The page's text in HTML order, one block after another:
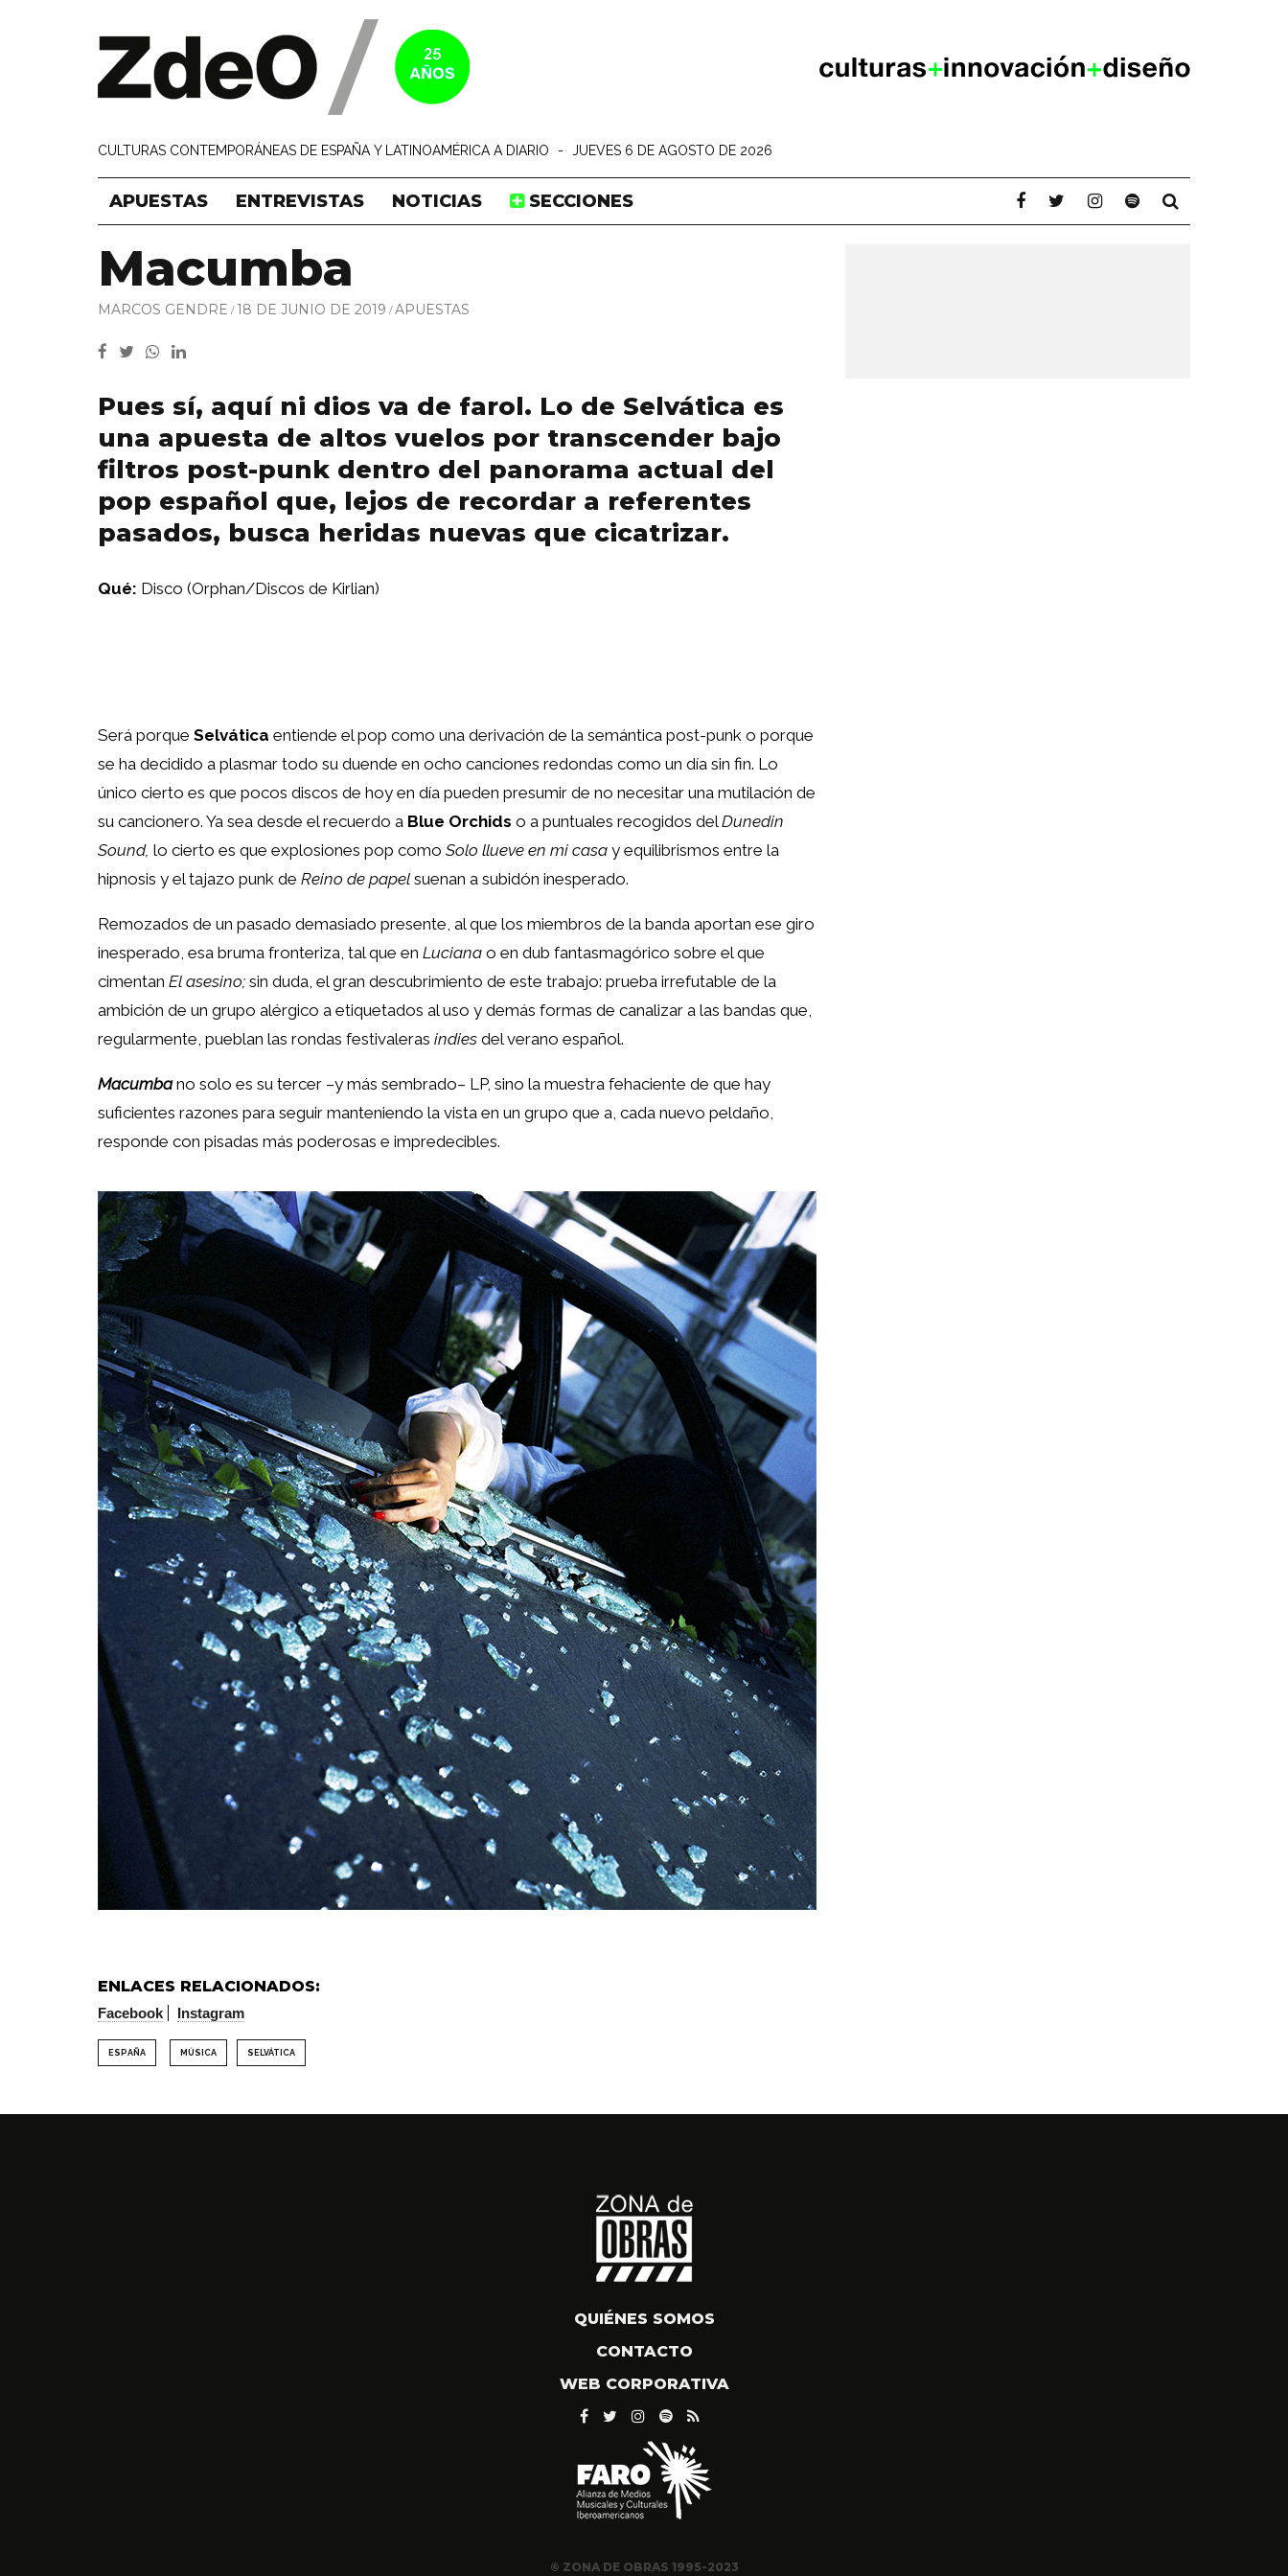
CULTURAS CONTEMPORÁNEAS DE ESPAÑA Y LATINOAMÉRICA A DIARIO - JUEVES 6 DE AGOSTO DE 2026
APUESTAS ENTREVISTAS NOTICIAS SECCIONES
Macumba
MARCOS GENDRE 18 DE JUNIO DE 2019 APUESTAS
Pues sí, aquí ni dios va de farol. Lo de Selvática es
una apuesta de altos vuelos por transcender bajo
filtros post-punk dentro del panorama actual del
pop español que, lejos de recordar a referentes
pasados, busca heridas nuevas que cicatrizar.
Qué: Disco (Orphan/Discos de Kirlian)
Será porque Selvática entiende el pop como una derivación de la semántica post-punk o porque
se ha decidido a plasmar todo su duende en ocho canciones redondas como un día sin fin. Lo
único cierto es que pocos discos de hoy en día pueden presumir de no necesitar una mutilación de
su cancionero. Ya sea desde el recuerdo a Blue Orchids o a puntuales recogidos delDunedin
Sound, lo cierto es que explosiones pop como Solo llueve en mi casa y equilibrismos entre la
hipnosis y el tajazo punk de Reino de papel suenan a subidón inesperado.
Remozados de un pasado demasiado presente, al que los miembros de la banda aportan ese giro
inesperado, esa bruma fronteriza, tal que en Luciana o en dub fantasmagórico sobre el que
cimentan El asesino; sin duda, el gran descubrimiento de este trabajo: prueba irrefutable de la
ambición de un grupo alérgico a etiquetados al uso y demás formas de canalizar a las bandas que,
regularmente, pueblan las rondas festivaleras indies del verano español.
Macumbano solo es su tercer –y más sembrado– LP, sino la muestra fehaciente de que hay
suficientes razones para seguir manteniendo la vista en un grupo que a, cada nuevo peldaño,
responde con pisadas más poderosas e impredecibles.
ENLACES RELACIONADOS:
Facebook Instagram
ESPAÑA MÚSICA SELVÁTICA
QUIÉNES SOMOS
CONTACTO
WEB CORPORATIVA
© ZONA DE OBRAS 1995-2023